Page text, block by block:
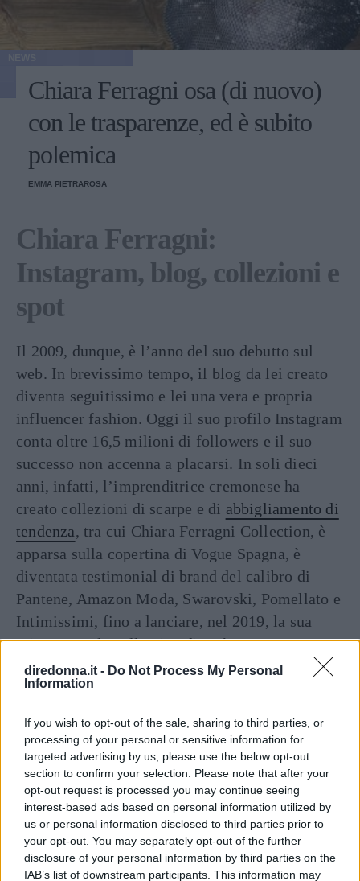
diredonna.it - Do Not Process My Personal
Information
If you wish to opt-out of the sale, sharing to third parties, or
processing of your personal or sensitive information for
targeted advertising by us, please use the below opt-out
section to confirm your selection. Please note that after your
opt-out request is processed you may continue seeing
interest-based ads based on personal information utilized by
us or personal information disclosed to third parties prior to
your opt-out. You may separately opt-out of the further
disclosure of your personal information by third parties on the
IAB’s list of downstream participants. This information may
Chiara Ferragni osa (di nuovo)
con le trasparenze, ed è subito
polemica
EMMA PIETRAROSA
Chiara Ferragni:
Instagram, blog, collezioni e
spot
Il 2009, dunque, è l’anno del suo debutto sul
web. In brevissimo tempo, il blog da lei creato
diventa seguitissimo e lei una vera e propria
influencer fashion. Oggi il suo profilo Instagram
conta oltre 16,5 milioni di followers e il suo
successo non accenna a placarsi. In soli dieci
anni, infatti, l’imprenditrice cremonese ha
creato collezioni di scarpe e di abbigliamento di
tendenza, tra cui Chiara Ferragni Collection, è
apparsa sulla copertina di Vogue Spagna, è
diventata testimonial di brand del calibro di
Pantene, Amazon Moda, Swarovski, Pomellato e
Intimissimi, fino a lanciare, nel 2019, la sua
prima capsule collection di make-up per
Lancôme‎. Il suo successo e l’intraprendenza con
cui è riuscita, da sola, a raggiungere le vette del
persino un caso studio della Harvard Business
School.
Il matrimonio tra Chiara
Ferragni e Fedez, la
famiglia, la vita privata